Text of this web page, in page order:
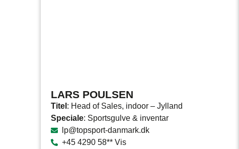
LARS POULSEN
Titel : Head of Sales, indoor – Jylland
Speciale: Sportsgulve & inventar
lp@topsport-danmark.dk
+45 4290 58** Vis